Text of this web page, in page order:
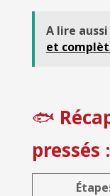
A lire aussi
et
🐟
pressés :